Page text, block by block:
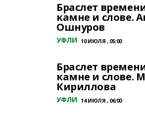
Браслет
камне и слове.
Ошнуров
УФЛИ 10 ИЮЛЯ , 05:00
Браслет
камне и слове.
Кириллова
УФЛИ 14 ИЮЛЯ , 06:00